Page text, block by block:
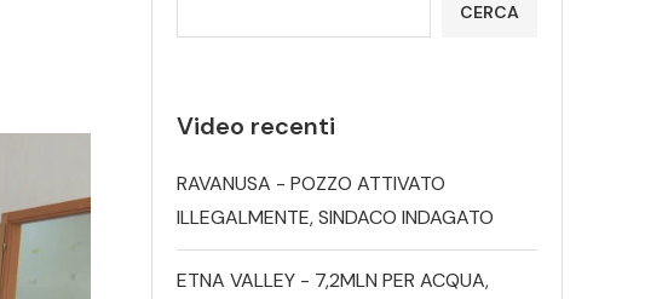
CERCA
Video recenti
RAVANUSA - POZZO ATTIVATO
ILLEGALMENTE, SINDACO INDAGATO
ETNA VALLEY - 7,2MLN PER ACQUA,